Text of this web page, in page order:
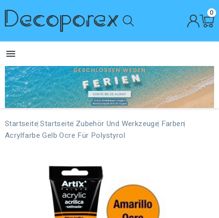
0

Startseite Startseite Zubehör Und Werkzeuge Farben
Acrylfarbe Gelb Ocre Für Polystyrol